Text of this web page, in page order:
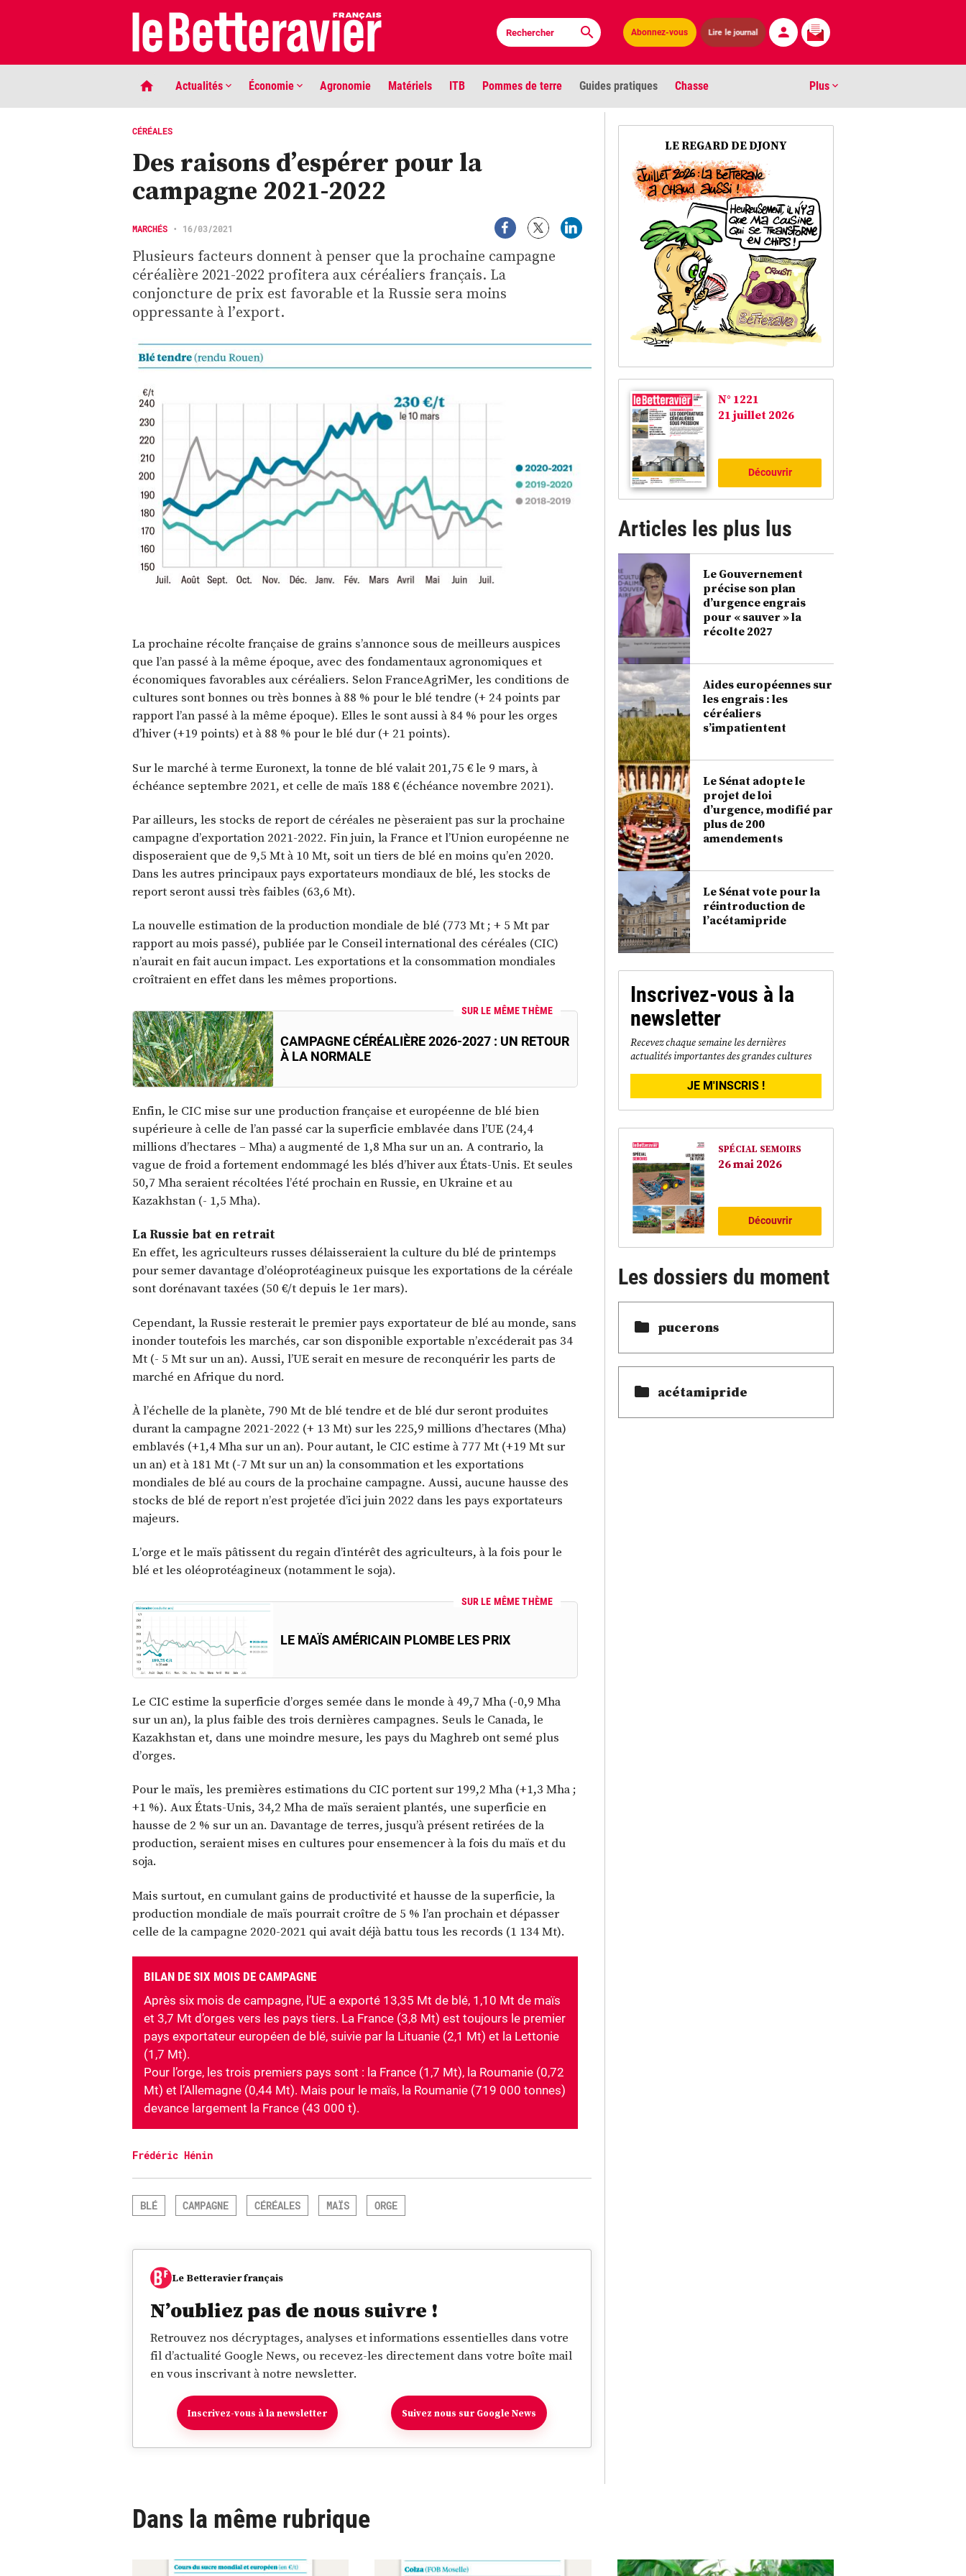
Abonnez-vous Lire le journal
Actualités Économie Agronomie Matériels ITB Pommes de terre Guides pratiques Chasse Plus
LIGNE DE MIRE
Phaco quand tu nous tiens …
LIGNE DE MIRE
Les louvetiers devant le Parlement
PLUS
Anciens numéros
Biocarburants
Environnement
Vidéos
Contact
CÉRÉALES
Des raisons d’espérer pour la
campagne 2021-2022
MARCHÉS • 16/03/2021
Plusieurs facteurs donnent à penser que la prochaine campagne
céréalière 2021-2022 profitera aux céréaliers français. La
conjoncture de prix est favorable et la Russie sera moins
oppressante à l’export.
La prochaine récolte française de grains s’annonce sous de meilleurs auspices
que l’an passé à la même époque, avec des fondamentaux agronomiques et
économiques favorables aux céréaliers. Selon FranceAgriMer, les conditions de
cultures sont bonnes ou très bonnes à 88 % pour le blé tendre (+ 24 points par
rapport l’an passé à la même époque). Elles le sont aussi à 84 % pour les orges
d’hiver (+19 points) et à 88 % pour le blé dur (+ 21 points).
Sur le marché à terme Euronext, la tonne de blé valait 201,75 € le 9 mars, à
échéance septembre 2021, et celle de maïs 188 € (échéance novembre 2021).
Par ailleurs, les stocks de report de céréales ne pèseraient pas sur la prochaine
campagne d’exportation 2021-2022. Fin juin, la France et l’Union européenne ne
disposeraient que de 9,5 Mt à 10 Mt, soit un tiers de blé en moins qu’en 2020.
Dans les autres principaux pays exportateurs mondiaux de blé, les stocks de
report seront aussi très faibles (63,6 Mt).
La nouvelle estimation de la production mondiale de blé (773 Mt ; + 5 Mt par
rapport au mois passé), publiée par le Conseil international des céréales (CIC)
n’aurait en fait aucun impact. Les exportations et la consommation mondiales
croîtraient en effet dans les mêmes proportions.
SUR LE MÊME THÈME
CAMPAGNE CÉRÉALIÈRE 2026-2027 : UN RETOUR
À LA NORMALE
Enfin, le CIC mise sur une production française et européenne de blé bien
supérieure à celle de l’an passé car la superficie emblavée dans l’UE (24,4
millions d’hectares – Mha) a augmenté de 1,8 Mha sur un an. A contrario, la
vague de froid a fortement endommagé les blés d’hiver aux États-Unis. Et seules
50,7 Mha seraient récoltées l’été prochain en Russie, en Ukraine et au
Kazakhstan (- 1,5 Mha).
La Russie bat en retrait
En effet, les agriculteurs russes délaisseraient la culture du blé de printemps
pour semer davantage d’oléoprotéagineux puisque les exportations de la céréale
sont dorénavant taxées (50 €/t depuis le 1er mars).
Cependant, la Russie resterait le premier pays exportateur de blé au monde, sans
inonder toutefois les marchés, car son disponible exportable n’excéderait pas 34
Mt (- 5 Mt sur un an). Aussi, l’UE serait en mesure de reconquérir les parts de
marché en Afrique du nord.
À l’échelle de la planète, 790 Mt de blé tendre et de blé dur seront produites
durant la campagne 2021-2022 (+ 13 Mt) sur les 225,9 millions d’hectares (Mha)
emblavés (+1,4 Mha sur un an). Pour autant, le CIC estime à 777 Mt (+19 Mt sur
un an) et à 181 Mt (-7 Mt sur un an) la consommation et les exportations
mondiales de blé au cours de la prochaine campagne. Aussi, aucune hausse des
stocks de blé de report n’est projetée d’ici juin 2022 dans les pays exportateurs
majeurs.
L’orge et le maïs pâtissent du regain d’intérêt des agriculteurs, à la fois pour le
blé et les oléoprotéagineux (notamment le soja).
SUR LE MÊME THÈME
LE MAÏS AMÉRICAIN PLOMBE LES PRIX
Le CIC estime la superficie d’orges semée dans le monde à 49,7 Mha (-0,9 Mha
sur un an), la plus faible des trois dernières campagnes. Seuls le Canada, le
Kazakhstan et, dans une moindre mesure, les pays du Maghreb ont semé plus
d’orges.
Pour le maïs, les premières estimations du CIC portent sur 199,2 Mha (+1,3 Mha ;
+1 %). Aux États-Unis, 34,2 Mha de maïs seraient plantés, une superficie en
hausse de 2 % sur un an. Davantage de terres, jusqu’à présent retirées de la
production, seraient mises en cultures pour ensemencer à la fois du maïs et du
soja.
Mais surtout, en cumulant gains de productivité et hausse de la superficie, la
production mondiale de maïs pourrait croître de 5 % l’an prochain et dépasser
celle de la campagne 2020-2021 qui avait déjà battu tous les records (1 134 Mt).
BILAN DE SIX MOIS DE CAMPAGNE
Après six mois de campagne, l’UE a exporté 13,35 Mt de blé, 1,10 Mt de maïs
et 3,7 Mt d’orges vers les pays tiers. La France (3,8 Mt) est toujours le premier
pays exportateur européen de blé, suivie par la Lituanie (2,1 Mt) et la Lettonie
(1,7 Mt).
Pour l’orge, les trois premiers pays sont : la France (1,7 Mt), la Roumanie (0,72
Mt) et l’Allemagne (0,44 Mt). Mais pour le maïs, la Roumanie (719 000 tonnes)
devance largement la France (43 000 t).
Frédéric Hénin
BLÉ CAMPAGNE CÉRÉALES MAÏS ORGE
Le Betteravier français
N’oubliez pas de nous suivre !
Retrouvez nos décryptages, analyses et informations essentielles dans votre
fil d’actualité Google News, ou recevez-les directement dans votre boîte mail
en vous inscrivant à notre newsletter.
Inscrivez-vous à la newsletter Suivez nous sur Google News
LE REGARD DE DJONY
N° 1221
21 juillet 2026
Découvrir
Articles les plus lus
Le Gouvernement
précise son plan
d’urgence engrais
pour « sauver » la
récolte 2027
Aides européennes sur
les engrais : les
céréaliers
s’impatientent
Le Sénat adopte le
projet de loi
d’urgence, modifié par
plus de 200
amendements
Le Sénat vote pour la
réintroduction de
l’acétamipride
Inscrivez-vous à la
newsletter
Recevez chaque semaine les dernières
actualités importantes des grandes cultures
JE M'INSCRIS !
SPÉCIAL SEMOIRS
26 mai 2026
Découvrir
Les dossiers du moment
pucerons
acétamipride
Dans la même rubrique